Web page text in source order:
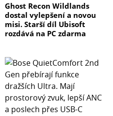
Ghost Recon Wildlands
dostal vylepšení a novou
misi. Starší díl Ubisoft
rozdává na PC zdarma